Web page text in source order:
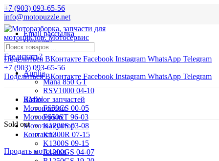
+7 (903) 093-65-56
info@motopuzzle.net
Email рассылка
Новости
Поделиться ВКонтакте Facebook Instagram WhatsApp Telegram
+7 (903) 093-65-56
Поделиться ВКонтакте Facebook Instagram WhatsApp Telegram
Где искать?
Aprilia
Mana 850 GT
RSV1000 04-10
BMW
F650CS 00-05
F650ST 96-03
K1200S 03-08
K1300R 07-15
K1300S 09-15
R1200GS 04-07
Каталог запчастей
Мотоподбор
Мотосервис
Мотоэвакуатор
Контакты
Продать мотоцикл
Sold out